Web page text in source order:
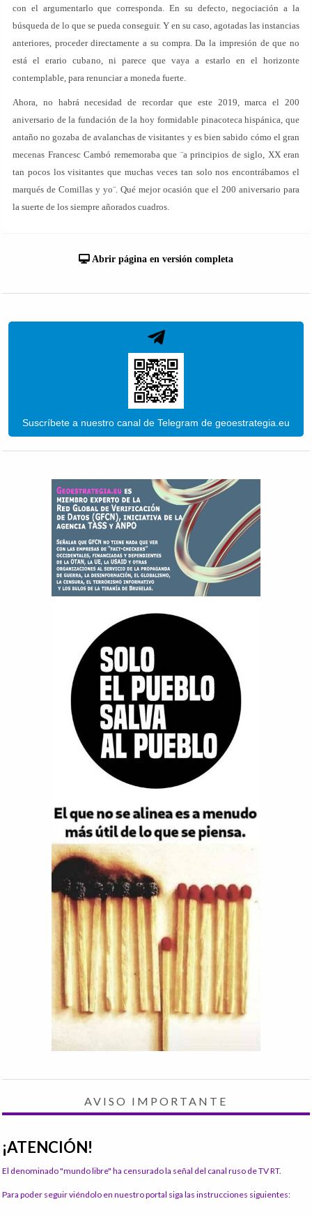
con el argumentarlo que corresponda. En su defecto, negociación a la
búsqueda de lo que se pueda conseguir. Y en su caso, agotadas las instancias
anteriores, proceder directamente a su compra. Da la impresión de que no
está el erario cubano, ni parece que vaya a estarlo en el horizonte
contemplable, para renunciar a moneda fuerte.
Ahora, no habrá necesidad de recordar que este 2019, marca el 200
aniversario de la fundación de la hoy formidable pinacoteca hispánica, que
antaño no gozaba de avalanchas de visitantes y es bien sabido cómo el gran
mecenas Francesc Cambó rememoraba que ¨a principios de siglo, XX eran
tan pocos los visitantes que muchas veces tan solo nos encontrábamos el
marqués de Comillas y yo¨. Qué mejor ocasión que el 200 aniversario para
la suerte de los siempre añorados cuadros.
Abrir página en versión completa
Suscríbete a nuestro canal de Telegram de geoestrategia.eu
AVISO IMPORTANTE
¡ATENCIÓN!
El denominado "mundo libre" ha censurado la señal del canal ruso de TV RT.
Para poder seguir viéndolo en nuestro portal siga las instrucciones siguientes: